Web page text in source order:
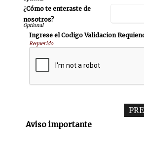
¿Cómo te enteraste de
nosotros?
Ingrese el Codigo Validacion
Requerido
Aviso importante